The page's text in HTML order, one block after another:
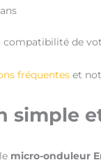
compatibilité de
fréquentes et
simple
micro-onduleur